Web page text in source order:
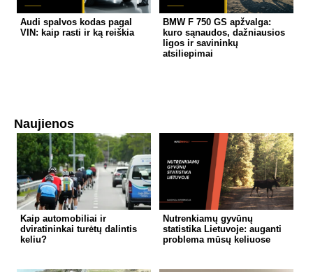
Audi spalvos kodas pagal
VIN: kaip rasti ir ką reiškia
BMW F 750 GS apžvalga:
kuro sąnaudos, dažniausios
ligos ir savininkų
atsiliepimai
Naujienos
Kaip automobiliai ir
dviratininkai turėtų dalintis
keliu?
Nutrenkiamų gyvūnų
statistika Lietuvoje: auganti
problema mūsų keliuose